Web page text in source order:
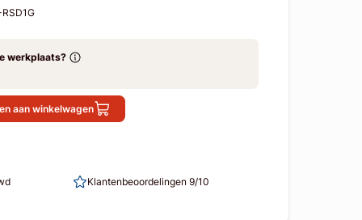
werkplaats?
aan winkelwagen
Klantenbeoordelingen 9/10